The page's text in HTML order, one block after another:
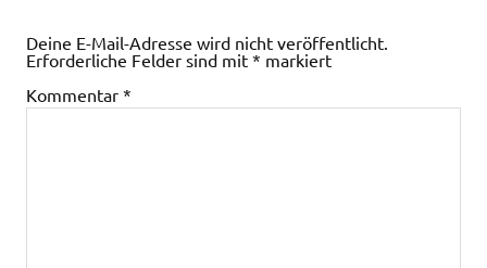
Deine E-Mail-Adresse wird nicht veröffentlicht.
Erforderliche Felder sind mit * markiert
Kommentar *